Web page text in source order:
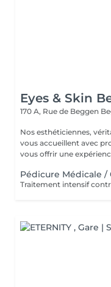
Eyes & Skin
170 A, Rue de Beggen
Nos esthéticiennes,
vous accueillent avec
vous offrir une
Pédicure Médicale /